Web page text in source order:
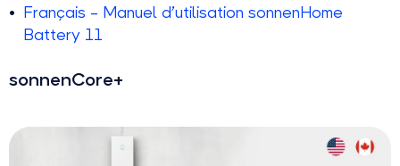
Français – Manuel d’utilisation sonnenHome
Battery 11
sonnenCore+